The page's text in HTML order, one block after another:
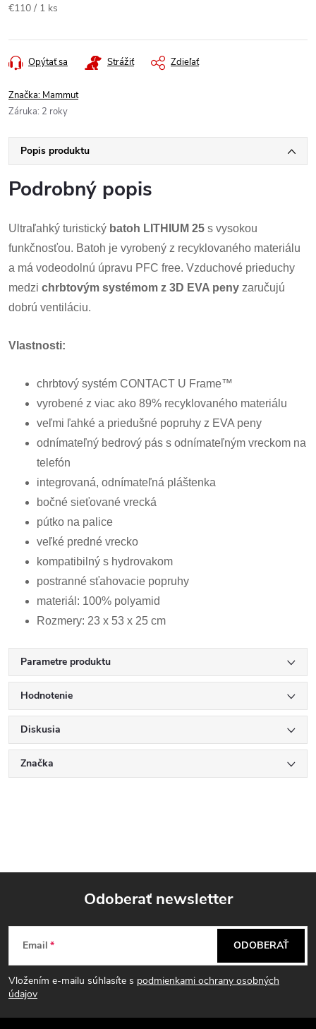
Jednotková
€110 / 1 ks
Opýtať sa Strážiť Zdieľať
Značka: Mammut
Záruka: 2 roky
Popis produktu
Podrobný popis
Ultraľahký turistický batoh LITHIUM 25 s vysokou
funkčnosťou. Batoh je vyrobený z recyklovaného materiálu
a má vodeodolnú úpravu PFC free. Vzduchové prieduchy
medzi chrbtovým systémom z 3D EVA peny zaručujú
dobrú ventiláciu.
Vlastnosti:
chrbtový systém CONTACT U Frame™
vyrobené z viac ako 89% recyklovaného materiálu
veľmi ľahké a priedušné popruhy z EVA peny
odnímateľný bedrový pás s odnímateľným vreckom na
telefón
integrovaná, odnímateľná pláštenka
bočné sieťované vrecká
pútko na palice
veľké predné vrecko
kompatibilný s hydrovakom
postranné sťahovacie popruhy
materiál: 100% polyamid
Rozmery: 23 x 53 x 25 cm
Parametre produktu
Hodnotenie
Diskusia
Značka
Z
á
p
Odoberať newsletter
Email
Vložením e-mailu súhlasíte s podmienkami ochrany osobných
údajov
ODOBERAŤ